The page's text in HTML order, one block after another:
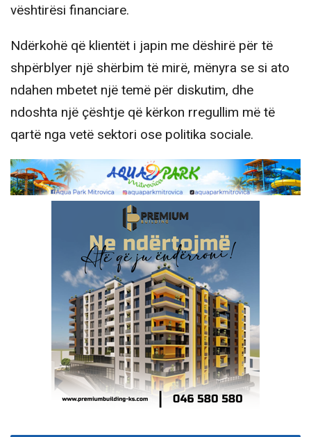
vështirësi financiare.
Ndërkohë që klientët i japin me dëshirë për të
shpërblyer një shërbim të mirë, mënyra se si ato
ndahen mbetet një temë për diskutim, dhe
ndoshta një çështje që kërkon rregullim më të
qartë nga vetë sektori ose politika sociale.